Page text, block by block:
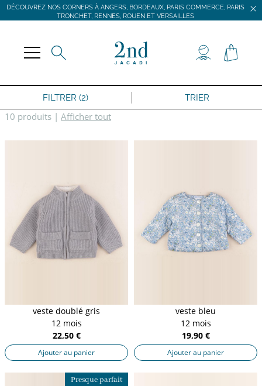
DÉCOUVREZ NOS CORNERS À ANGERS, BORDEAUX, PARIS COMMERCE, PARIS
TRONCHET, RENNES, ROUEN ET VERSAILLES
DÉCOUVREZ NOS CORNERS À ANGERS, BORDEAUX, PARIS COMMERCE, PARIS
TRONCHET, RENNES, ROUEN ET VERSAILLES
FILTRER (2) TRIER
10 produits | Afficher tout
veste doublé gris
12 mois
22,50 €
Ajouter au panier
veste bleu
12 mois
19,90 €
Ajouter au panier
Presque parfait